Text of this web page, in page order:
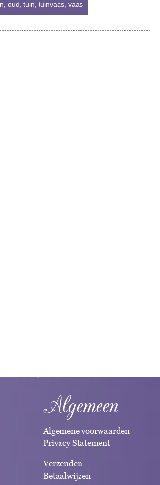
,oud,tuin,tuinvaas,vaas
Algemeen
Algemene voorwaarden
Privacy Statement
Verzenden
Betaalwijzen